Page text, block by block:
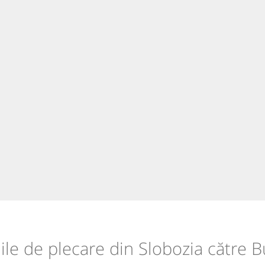
de plecare din Slobozia către